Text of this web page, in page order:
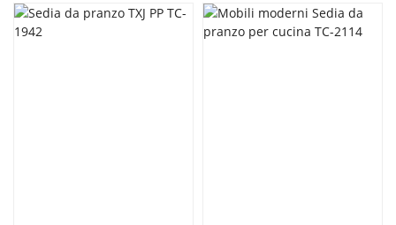
quadrati con verniciatura a
polvere nera